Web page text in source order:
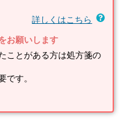
詳しくはこちら
お願いします
ことがある方は処方箋の
です。